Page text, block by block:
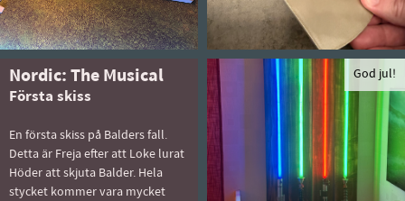
Nordic: The Musical
Första skiss
En första skiss på Balders fall.
Detta är Freja efter att Loke lurat
Höder att skjuta Balder. Hela
stycket kommer vara mycket
God jul!